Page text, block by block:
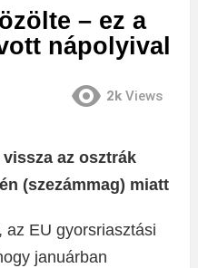
– ez a
nápolyival
2k Views
az osztrák
(szezámmag) miatt
az EU gyorsriasztási
januárban